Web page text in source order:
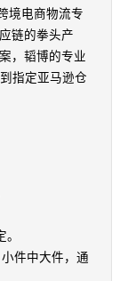
境电商物流专
链的拳头产
，韬博的专业
指定亚马逊仓
件中大件，通